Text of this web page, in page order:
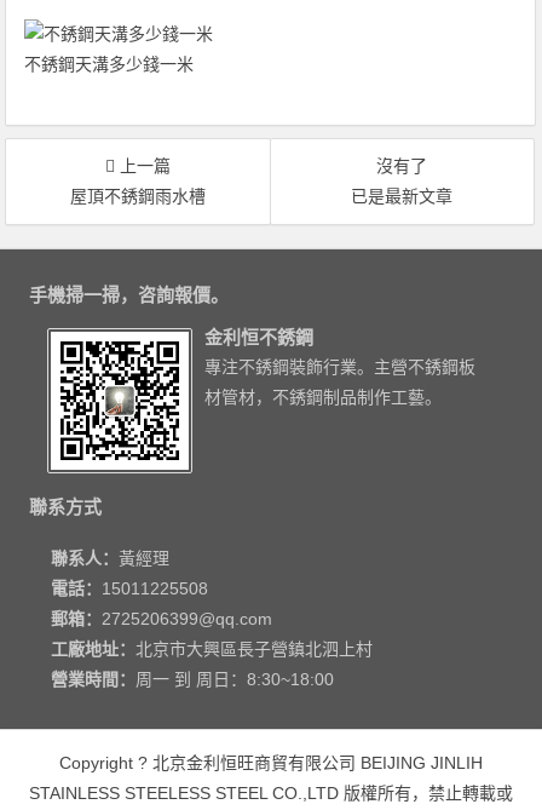
不銹鋼天溝多少錢一米
上一篇
屋頂不銹鋼雨水槽
沒有了
已是最新文章
手機掃一掃，咨詢報價。
金利恒不銹鋼
專注不銹鋼裝飾行業。主營不銹鋼板
材管材，不銹鋼制品制作工藝。
聯系方式
聯系人：黃經理
電話： 15011225508
郵箱： 2725206399@qq.com
工廠地址： 北京市大興區長子營鎮北泗上村
營業時間： 周一 到 周日：8:30~18:00
Copyright ? 北京金利恒旺商貿有限公司 BEIJING JINLIH
STAINLESS STEEL ESS STEEL CO.,LTD 版權所有，禁止轉載或